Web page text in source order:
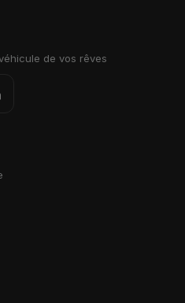
de vos rêves